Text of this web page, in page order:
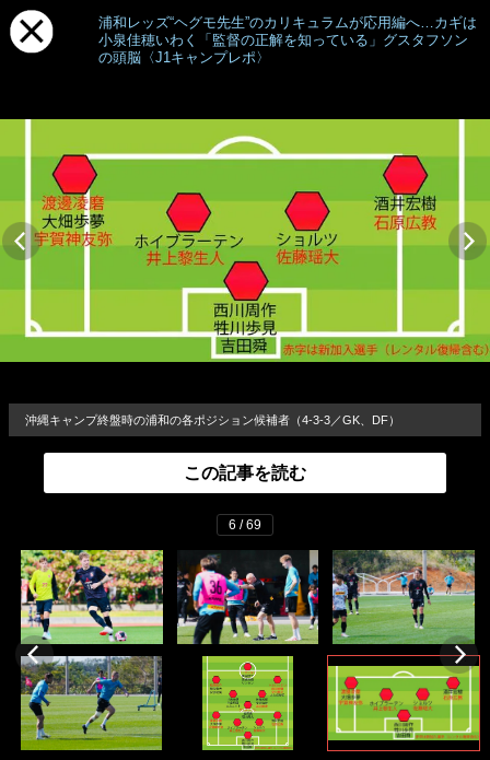
浦和レッズ“ヘグモ先生”のカリキュラムが応用編へ…カギは
小泉佳穂いわく「監督の正解を知っている」グスタフソン
の頭脳〈J1キャンプレポ〉
沖縄キャンプ終盤時の浦和の各ポジション候補者（4-3-3／GK、DF）
この記事を読む
6 / 69